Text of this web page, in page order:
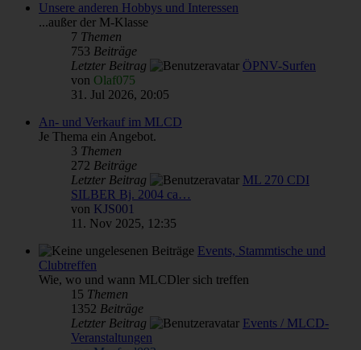
Unsere anderen Hobbys und Interessen
...außer der M-Klasse
7 Themen
753 Beiträge
Letzter Beitrag
ÖPNV-Surfen
von Olaf075
31. Jul 2026, 20:05
An- und Verkauf im MLCD
Je Thema ein Angebot.
3 Themen
272 Beiträge
Letzter Beitrag
ML 270 CDI
SILBER Bj. 2004 ca…
von KJS001
11. Nov 2025, 12:35
Events, Stammtische und
Clubtreffen
Wie, wo und wann MLCDler sich treffen
15 Themen
1352 Beiträge
Letzter Beitrag
Events / MLCD-
Veranstaltungen